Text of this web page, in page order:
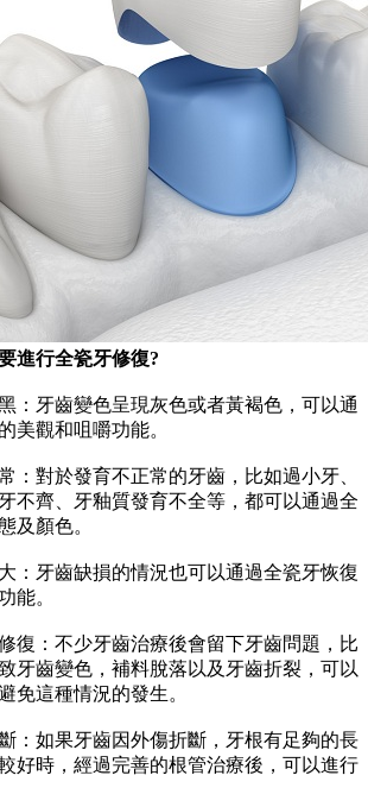
行全瓷牙修復?
牙齒變色呈現灰色或者黃褐色，可以通
美觀和咀嚼功能。
對於發育不正常的牙齒，比如過小牙、
不齊、牙釉質發育不全等，都可以通過全
及顏色。
牙齒缺損的情況也可以通過全瓷牙恢復
能。
：不少牙齒治療後會留下牙齒問題，比
牙齒變色，補料脫落以及牙齒折裂，可以
免這種情況的發生。
如果牙齒因外傷折斷，牙根有足夠的長
好時，經過完善的根管治療後，可以進行